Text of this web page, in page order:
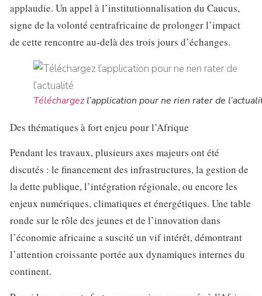
applaudie. Un appel à l’institutionnalisation du Caucus,
signe de la volonté centrafricaine de prolonger l’impact
de cette rencontre au-delà des trois jours d’échanges.
Téléchargezl’application pour ne rien rater de
Des thématiques à fort enjeu pour l’Afrique
Pendant les travaux, plusieurs axes majeurs ont été
discutés : le financement des infrastructures, la gestion de
la dette publique, l’intégration régionale, ou encore les
enjeux numériques, climatiques et énergétiques. Une table
ronde sur le rôle des jeunes et de l’innovation dans
l’économie africaine a suscité un vif intérêt, démontrant
l’attention croissante portée aux dynamiques internes du
continent.